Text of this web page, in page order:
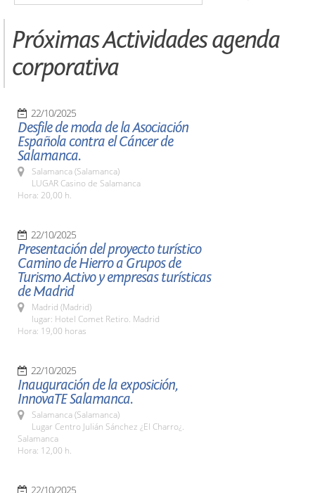
Próximas Actividades agenda
corporativa
22/10/2025
Desfile de moda de la Asociación
Española contra el Cáncer de
Salamanca.
Salamanca (Salamanca)
LUGAR Casino de Salamanca
Hora: 20,00 h.
22/10/2025
Presentación del proyecto turístico
Camino de Hierro a Grupos de
Turismo Activo y empresas turísticas
de Madrid
Madrid (Madrid)
lugar: Hotel Comet Retiro. Madrid
Hora: 19,00 horas
22/10/2025
Inauguración de la exposición,
InnovaTE Salamanca.
Salamanca (Salamanca)
Lugar Centro Julián Sánchez ¿El Charro¿.
Salamanca
Hora: 12,00 h.
22/10/2025